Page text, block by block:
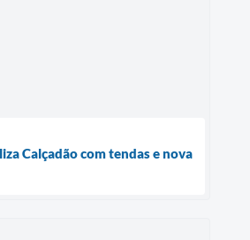
Calçadão com tendas e nova